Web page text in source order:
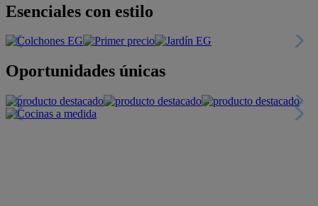
Esenciales con estilo
Oportunidades únicas